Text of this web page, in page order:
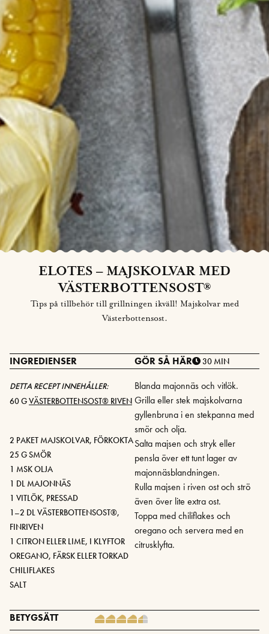
ELOTES – MAJSKOLVAR MED
VÄSTERBOTTENSOST®
Tips på tillbehör till grillningen ikväll! Majskolvar med
Västerbottensost.
INGREDIENSER
DETTA RECEPT INNEHÅLLER:
60 GVÄSTERBOTTENSOST® RIVEN
2 PAKET MAJSKOLVAR, FÖRKOKTA
25 G SMÖR
1 MSK OLJA
1 DL MAJONNÄS
1 VITLÖK, PRESSAD
1–2 DL VÄSTERBOTTENSOST®,
FINRIVEN
1 CITRON ELLER LIME, I KLYFTOR
OREGANO, FÄRSK ELLER TORKAD
CHILIFLAKES
SALT
GÖR SÅ HÄR 30 MIN
Blanda majonnäs och vitlök.
Grilla eller stek majskolvarna
gyllenbruna i en stekpanna med
smör och olja.
Salta majsen och stryk eller
pensla över ett tunt lager av
majonnäsblandningen.
Rulla majsen i riven ost och strö
även över lite extra ost.
Toppa med chiliflakes och
oregano och servera med en
citrusklyfta.
BETYGSÄTT